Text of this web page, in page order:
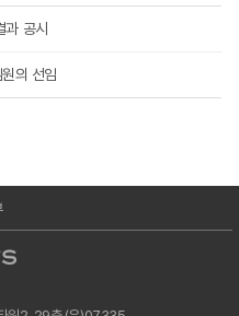
공시
의 선임